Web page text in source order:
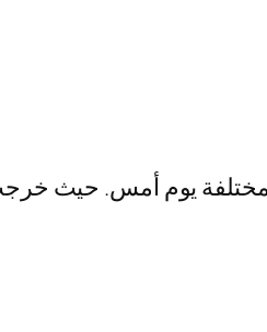
المختلفة يوم أمس. حيث